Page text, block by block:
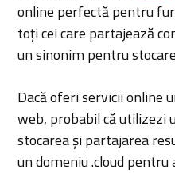
online perfectă pentru
toți cei care partajează
un sinonim pentru
Dacă oferi servicii online
web, probabil că utilizezi
stocarea și partajarea
un domeniu .cloud